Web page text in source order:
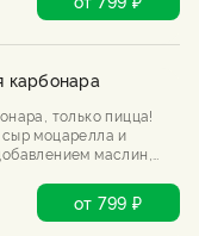
карбонара
только пицца!
моцарелла и
маслин,
от 799 ₽